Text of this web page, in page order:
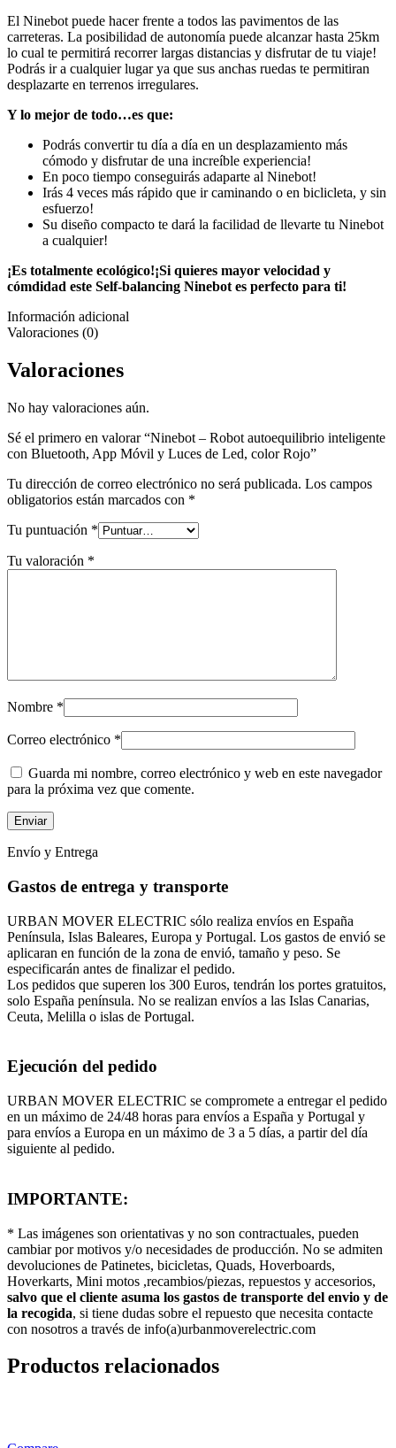
El Ninebot puede hacer frente a todos las pavimentos de las
carreteras. La posibilidad de autonomía puede alcanzar hasta 25km
lo cual te permitirá recorrer largas distancias y disfrutar de tu viaje!
Podrás ir a cualquier lugar ya que sus anchas ruedas te permitiran
desplazarte en terrenos irregulares.
Y lo mejor de todo…es que:
Podrás convertir tu día a día en un desplazamiento más
cómodo y disfrutar de una increíble experiencia!
En poco tiempo conseguirás adaparte al Ninebot!
Irás 4 veces más rápido que ir caminando o en biclicleta, y sin
esfuerzo!
Su diseño compacto te dará la facilidad de llevarte tu Ninebot
a cualquier!
¡Es totalmente ecológico!¡Si quieres mayor velocidad y
cómdidad este Self-balancing Ninebot es perfecto para ti!
Información adicional
Valoraciones (0)
Valoraciones
No hay valoraciones aún.
Sé el primero en valorar “Ninebot – Robot autoequilibrio inteligente
con Bluetooth, App Móvil y Luces de Led, color Rojo”
Tu dirección de correo electrónico no será publicada. Los campos
obligatorios están marcados con *
Tu puntuación *
Tu valoración *
Nombre *
Correo electrónico *
Guarda mi nombre, correo electrónico y web en este navegador
para la próxima vez que comente.
Envío y Entrega
Gastos de entrega y transporte
URBAN MOVER ELECTRIC sólo realiza envíos en España
Península, Islas Baleares, Europa y Portugal. Los gastos de envió se
aplicaran en función de la zona de envió, tamaño y peso. Se
especificarán antes de finalizar el pedido.
Los pedidos que superen los 300 Euros, tendrán los portes gratuitos,
solo España península. No se realizan envíos a las Islas Canarias,
Ceuta, Melilla o islas de Portugal.
Ejecución del pedido
URBAN MOVER ELECTRIC se compromete a entregar el pedido
en un máximo de 24/48 horas para envíos a España y Portugal y
para envíos a Europa en un máximo de 3 a 5 días, a partir del día
siguiente al pedido.
IMPORTANTE:
* Las imágenes son orientativas y no son contractuales, pueden
cambiar por motivos y/o necesidades de producción. No se admiten
devoluciones de Patinetes, bicicletas, Quads, Hoverboards,
Hoverkarts, Mini motos ,recambios/piezas, repuestos y accesorios,
salvo que el cliente asuma los gastos de transporte del envio y de
la recogida, si tiene dudas sobre el repuesto que necesita contacte
con nosotros a través de info(a)urbanmoverelectric.com
Productos relacionados